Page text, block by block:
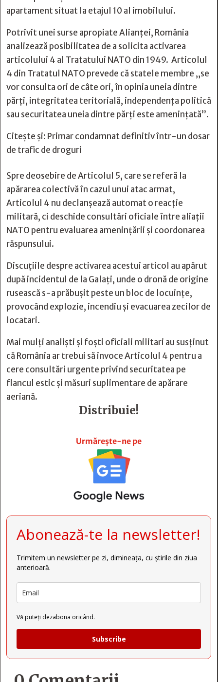
apartament situat la etajul 10 al imobilului.
Potrivit unei surse apropiate Alianţei, România
analizează posibilitatea de a solicita activarea
articolului 4 al Tratatului NATO din 1949. Articolul
4 din Tratatul NATO prevede că statele membre „se
vor consulta ori de câte ori, în opinia uneia dintre
părți, integritatea teritorială, independența politică
sau securitatea uneia dintre părți este amenințată”.
Citește și: Primar condamnat definitiv într-un dosar
de trafic de droguri
Spre deosebire de Articolul 5, care se referă la
apărarea colectivă în cazul unui atac armat,
Articolul 4 nu declanșează automat o reacție
militară, ci deschide consultări oficiale între aliații
NATO pentru evaluarea amenințării și coordonarea
răspunsului.
Discuțiile despre activarea acestui articol au apărut
după incidentul de la Galați, unde o dronă de origine
rusească s-a prăbușit peste un bloc de locuințe,
provocând explozie, incendiu și evacuarea zecilor de
locatari.
Mai mulți analiști și foști oficiali militari au susținut
că România ar trebui să invoce Articolul 4 pentru a
cere consultări urgente privind securitatea pe
flancul estic și măsuri suplimentare de apărare
aeriană.
Distribuie!
Urmărește-ne pe
Abonează-te la newsletter!
Trimitem un newsletter pe zi, dimineața, cu știrile din ziua
anterioară.
Vă puteți dezabona oricând.
Subscribe